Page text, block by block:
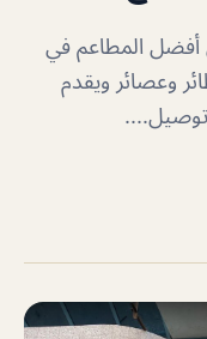
أفضل المطاعم في
وعصائر ويقدم